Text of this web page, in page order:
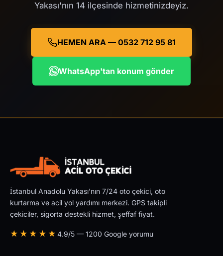
Yakası'nın 14 ilçesinde hizmetinizdeyiz.
HEMEN ARA — 0532 712 95 81
WhatsApp'tan konum gönder
İstanbul Anadolu Yakası'nın 7/24 oto çekici, oto
kurtarma ve acil yol yardımı merkezi. GPS takipli
çekiciler, sigorta destekli hizmet, şeffaf fiyat.
★★★★★ 4.9/5 — 1200 Google yorumu